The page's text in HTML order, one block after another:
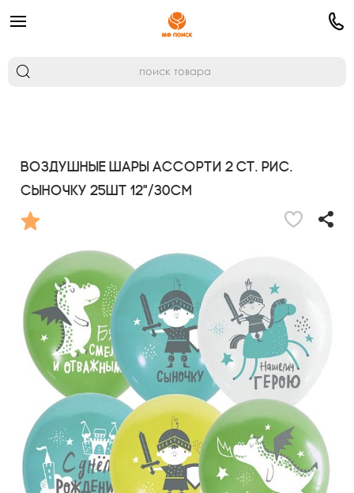
Воздушные шары ассорти 2 ст. рис.
Сыночку 25шт 12"/30см